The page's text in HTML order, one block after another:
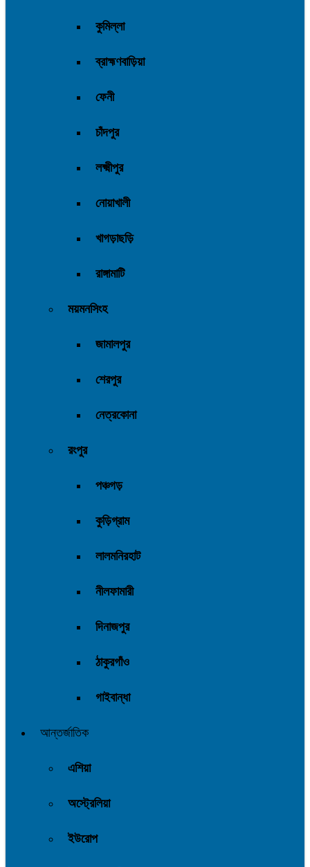
কুমিল্লা
ব্রাহ্মণবাড়িয়া
ফেনী
চাঁদপুর
লক্ষ্মীপুর
নোয়াখালী
খাগড়াছড়ি
রাঙ্গামাটি
ময়মনসিংহ
জামালপুর
শেরপুর
নেত্রকোনা
রংপুর
পঞ্চগড়
কুড়িগ্রাম
লালমনিরহাট
নীলফামারী
দিনাজপুর
ঠাকুরগাঁও
গাইবান্ধা
আন্তর্জাতিক
এশিয়া
অস্ট্রেলিয়া
ইউরোপ